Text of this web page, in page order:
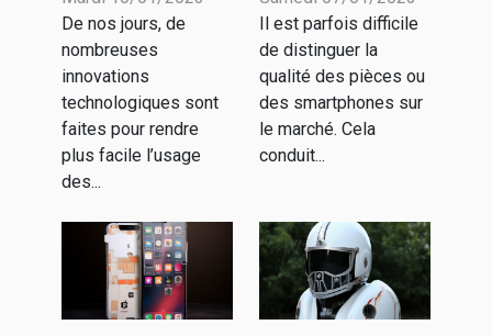
tablette
design ?
De nos jours, de
nombreuses
innovations
technologiques sont
faites pour rendre
plus facile l’usage
des...
smartphones
de qualité ?
Il est parfois difficile
de distinguer la
qualité des pièces ou
des smartphones sur
le marché. Cela
conduit...